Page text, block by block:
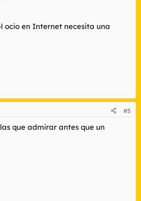
ocio en Internet necesita una
#5
que admirar antes que un